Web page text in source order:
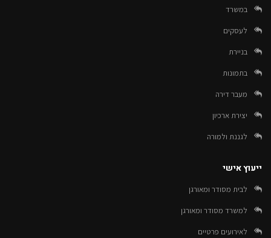
במשרד
לעסקים
בניירת
בתמונות
מעבר דירה
יצירת ארכיון
לגננת ולמורה
ייעוץ אישי
לבית מסודר ומאורגן
למשרד מסודר ומאורגן
לאירועים פרטיים